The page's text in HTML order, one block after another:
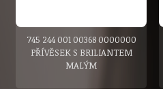
745 244 001 00368 0000000
PŘÍVĚSEK S BRILIANTEM
MALÝM